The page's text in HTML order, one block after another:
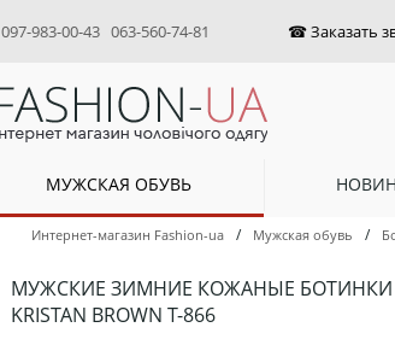
097-983-00-43 063-560-74-81
МУЖСКАЯ ОБУВЬ
Интернет-магазин Fashion-ua / Мужская обувь /
МУЖСКИЕ ЗИМНИЕ КОЖАНЫЕ
KRISTAN BROWN Т-866